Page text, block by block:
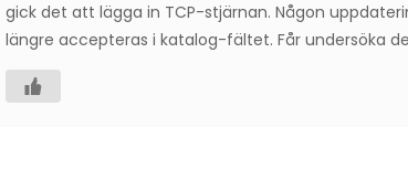
gick det att lägga in TCP-stjärnan. Någon
längre accepteras i katalog-fältet. Får undersöka